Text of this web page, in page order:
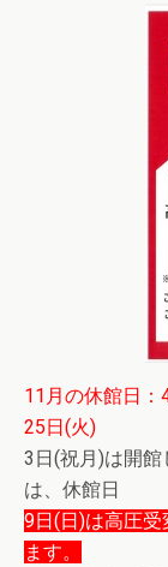
11月の休館日：
25日(火)
3日(祝月)は開
は、休館日
9日(日)は高圧受
ます。